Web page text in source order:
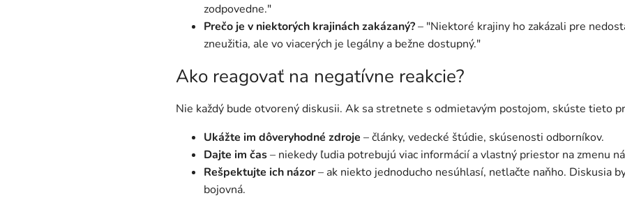
zodpovedne."
Prečo je v niektorých krajinách zakázaný?– "Niektoré krajiny ho zakázali pre
zneužitia, ale vo viacerých je legálny a bežne dostupný."
Ako reagovať na negatívne reakcie?
Nie každý bude otvorený diskusii. Ak sa stretnete s odmietavým postojom, skúste tieto
Ukážte im dôveryhodné zdroje – články, vedecké štúdie, skúsenosti odborníkov.
Dajte im čas– niekedy ľudia potrebujú viac informácií a vlastný priestor na zmenu
Rešpektujte ich názor– ak niekto jednoducho nesúhlasí, netlačte naňho. Diskusia
bojovná.